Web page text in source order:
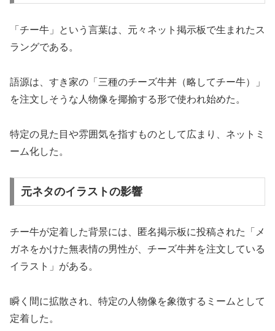
「チー牛」という言葉は、元々ネット掲示板で生まれたス
ラングである。
語源は、すき家の「三種のチーズ牛丼（略してチー牛）」
を注文しそうな人物像を揶揄する形で使われ始めた。
特定の見た目や雰囲気を指すものとして広まり、ネットミ
ーム化した。
元ネタのイラストの影響
チー牛が定着した背景には、匿名掲示板に投稿された「メ
ガネをかけた無表情の男性が、チーズ牛丼を注文している
イラスト」がある。
瞬く間に拡散され、特定の人物像を象徴するミームとして
定着した。